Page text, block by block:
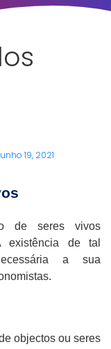
19, 2021
de seres vivos
existência de tal
a sua
objectos ou seres